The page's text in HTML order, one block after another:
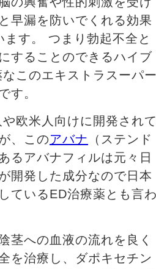
早漏を防いでくれる効果
す。 つまり勃起不全と
することのできるハイブ
このエキストラスーパ
す。
欧米人向けに開発され
、このアバナ （ステンド
るアバナフィルは元々日
開発した成分なので日本
ているED治療薬とも言
茎への血液の流れを良く
を治療し、ダポキセチン